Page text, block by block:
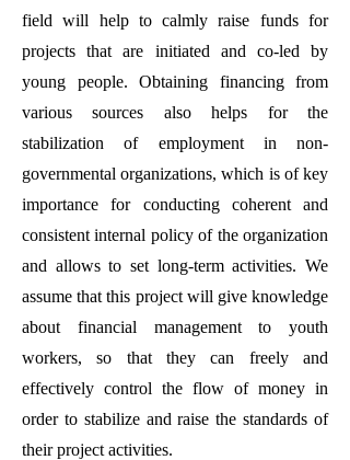
field will help to calmly raise funds for
projects that are initiated and co-led by
young people. Obtaining financing from
various sources also helps for the
stabilization of employment in non-
governmental organizations, which is of key
importance for conducting coherent and
consistent internal policy of the organization
and allows to set long-term activities. We
assume that this project will give knowledge
about financial management to youth
workers, so that they can freely and
effectively control the flow of money in
order to stabilize and raise the standards of
their project activities.